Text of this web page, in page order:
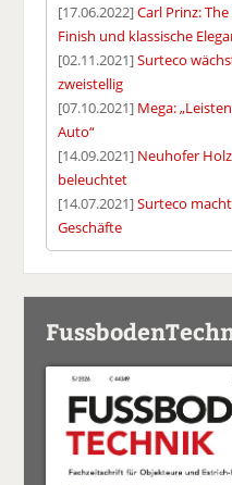
[17.06.2022]Carl Prinz:
Finish und klassische
[02.11.2021]Surteco
zweistellig
[07.10.2021] Mega:
Auto“
[14.09.2021] Neuhofer
beleuchtet
[14.07.2021]Surteco
Geschäfte